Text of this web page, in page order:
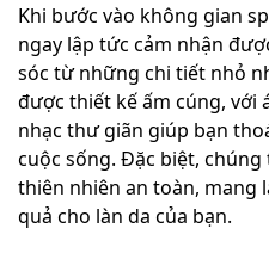
Khi bước vào không gian
ngay lập tức cảm nhận
sóc từ những chi tiết nhỏ
được thiết kế ấm cúng, với
nhạc thư giãn giúp bạn
cuộc sống. Đặc biệt,
thiên nhiên an toàn, mang
quả cho làn da của bạn.